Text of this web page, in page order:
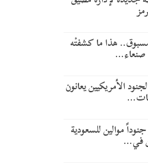
هذا ما كشفتْه
الأمريكيين يعانون
موالين للسعودية
في…